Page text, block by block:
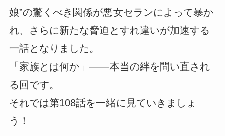
娘”の驚くべき関係が悪女セランによって暴か
れ、さらに新たな脅迫とすれ違いが加速する
一話となりました。
「家族とは何か」――本当の絆を問い直され
る回です。
それでは第108話を一緒に見ていきましょ
う！